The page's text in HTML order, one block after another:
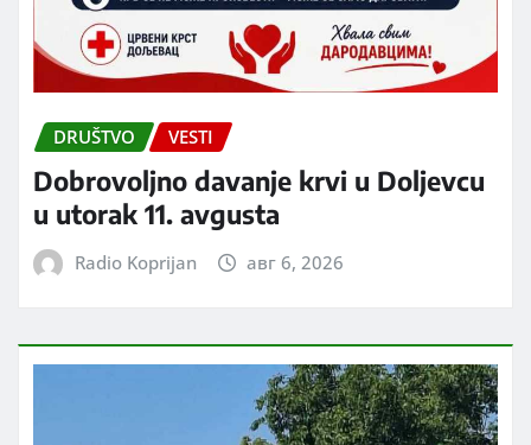
DRUŠTVO VESTI
Dobrovoljno davanje krvi u Doljevcu
u utorak 11. avgusta
Radio Koprijan авг 6, 2026